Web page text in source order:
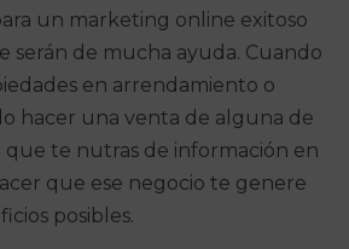
un marketing online exitoso
serán de mucha ayuda. Cuando
en arrendamiento o
hacer una venta de alguna de
que te nutras de información en
que ese negocio te genere
posibles.